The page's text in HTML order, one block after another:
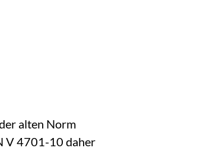
alten Norm
V 4701-10 daher